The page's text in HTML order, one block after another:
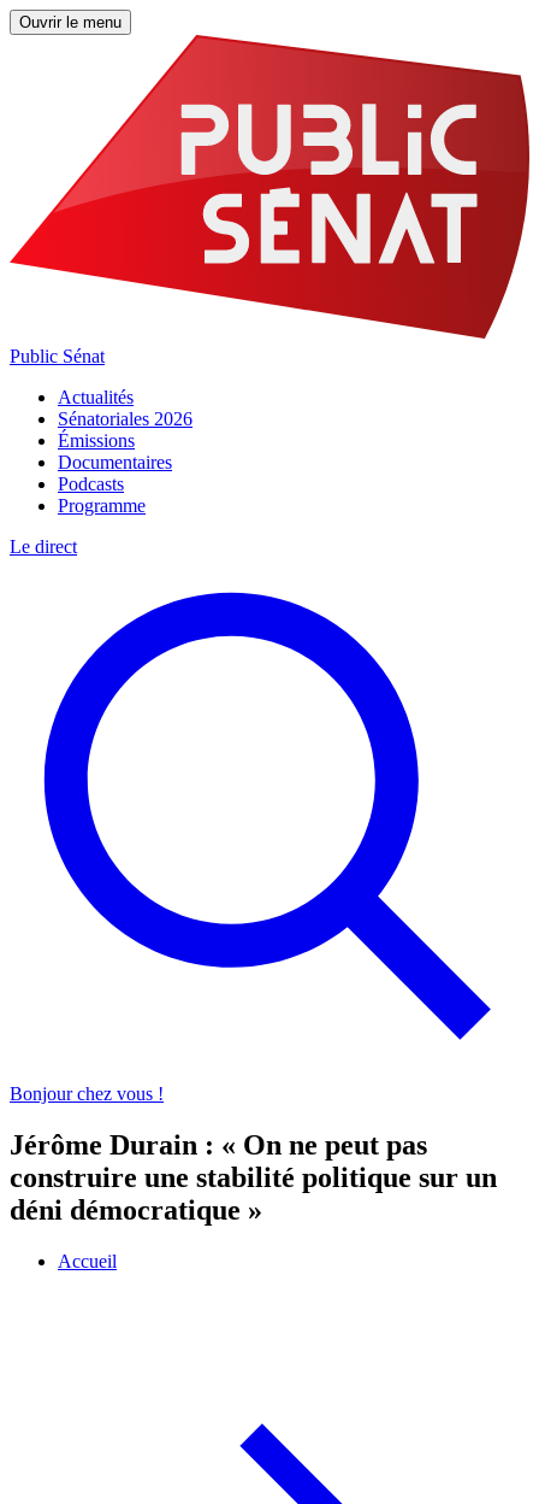
Ouvrir le menu
Public Sénat
Actualités
Sénatoriales 2026
Émissions
Documentaires
Podcasts
Programme
Le direct
Bonjour chez vous !
Jérôme Durain : « On ne peut pas
construire une stabilité politique sur un
déni démocratique »
Accueil